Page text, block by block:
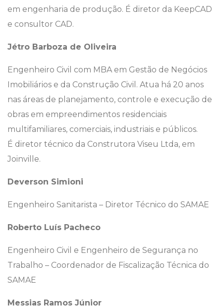
em engenharia de produção. É diretor da KeepCAD
e consultor CAD.
Jétro Barboza de Oliveira
Engenheiro Civil com MBA em Gestão de Negócios
Imobiliários e da Construção Civil. Atua há 20 anos
nas áreas de planejamento, controle e execução de
obras em empreendimentos residenciais
multifamiliares, comerciais, industriais e públicos.
É diretor técnico da Construtora Viseu Ltda, em
Joinville.
Deverson Simioni
Engenheiro Sanitarista – Diretor Técnico do SAMAE
Roberto Luís Pacheco
Engenheiro Civil e Engenheiro de Segurança no
Trabalho – Coordenador de Fiscalização Técnica do
SAMAE
Messias Ramos Júnior